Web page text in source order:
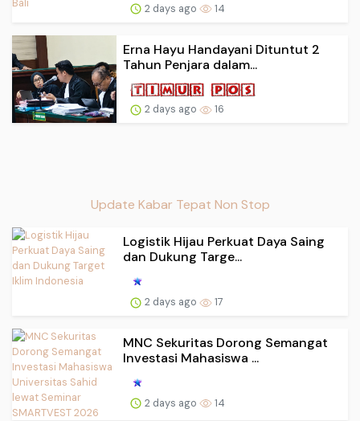
2 days ago 14
Erna Hayu Handayani Dituntut 2
Tahun Penjara dalam...
2 days ago 16
Update Kabar Tepat Non Stop
Logistik Hijau Perkuat Daya Saing
dan Dukung Targe...
2 days ago 17
MNC Sekuritas Dorong Semangat
Investasi Mahasiswa ...
2 days ago 14